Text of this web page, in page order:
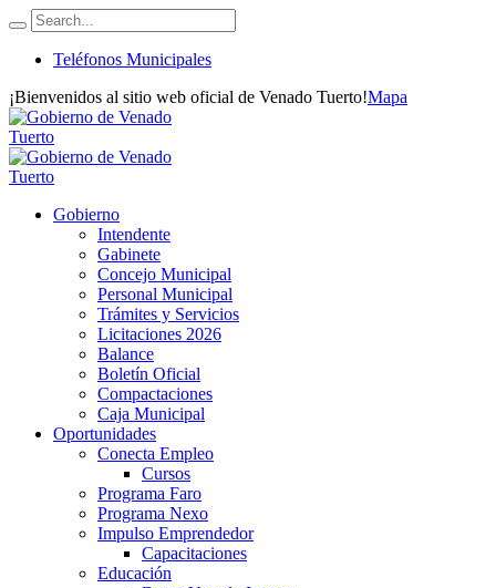
Teléfonos Municipales
¡Bienvenidos al sitio web oficial de Venado Tuerto!Mapa
Gobierno
Intendente
Gabinete
Concejo Municipal
Personal Municipal
Trámites y Servicios
Licitaciones 2026
Balance
Boletín Oficial
Compactaciones
Caja Municipal
Oportunidades
Conecta Empleo
Cursos
Programa Faro
Programa Nexo
Impulso Emprendedor
Capacitaciones
Educación